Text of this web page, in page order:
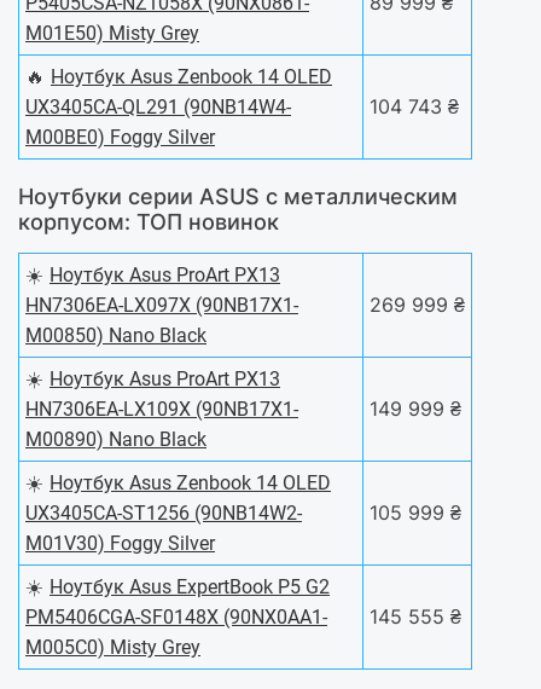
M01E50) Misty Grey
🔥 Ноутбук Asus Zenbook 14 OLED
UX3405CA-QL291 (90NB14W4-
M00BE0) Foggy Silver
104 743 ₴
Ноутбуки серии ASUS с металлическим
корпусом: ТОП новинок
☀️ Ноутбук Asus ProArt PX13
HN7306EA-LX097X (90NB17X1-
M00850) Nano Black
269 999 ₴
☀️ Ноутбук Asus ProArt PX13
HN7306EA-LX109X (90NB17X1-
M00890) Nano Black
149 999 ₴
☀️ Ноутбук Asus Zenbook 14 OLED
UX3405CA-ST1256 (90NB14W2-
M01V30) Foggy Silver
105 999 ₴
☀️ Ноутбук Asus ExpertBook P5 G2
PM5406CGA-SF0148X (90NX0AA1-
M005C0) Misty Grey
145 555 ₴